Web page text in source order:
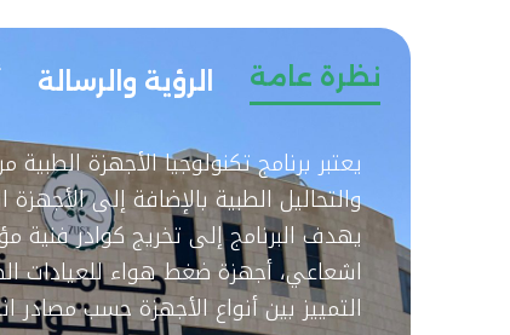
نظرة عامة الرؤية والرسالة
يعتبر برنامج تكنولوجيا الأجهزة
والتحاليل الطبية بالإضافة إلى
يهدف البرنامج إلى تخريج كوادر فنية
اشعاعي، أجهزة ضغط هواء للعيادات
التمييز بين أنواع الأجهزة حسب مصادر